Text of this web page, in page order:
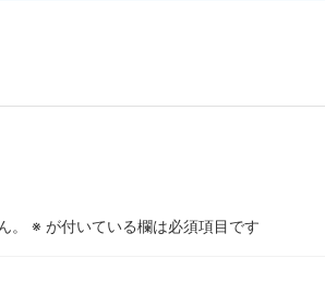
。 ※ が付いている欄は必須項目です